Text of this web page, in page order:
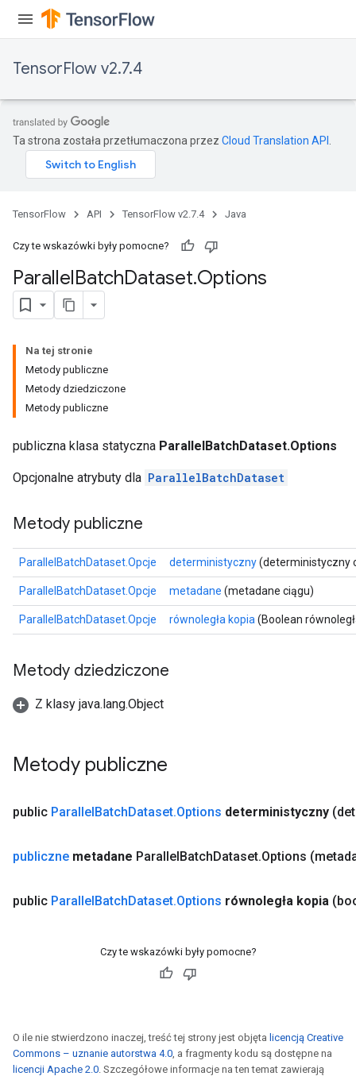
TensorFlow v2.7.4
Ta strona została przetłumaczona przez Cloud Translation API
TensorFlow API TensorFlow v2.7.4 Java
Czy te wskazówki były pomocne?
ParallelBatchDataset.Options
Na tej stronie
Metody publiczne
Metody dziedziczone
Metody publiczne
publiczna klasa statyczna ParallelBatchDataset.Options
Opcjonalne atrybuty dla ParallelBatchDataset
Metody publiczne
ParallelBatchDataset.Opcje deterministyczny(deterministyczny
ParallelBatchDataset.Opcje metadane (metadane ciągu)
ParallelBatchDataset.Opcje równoległa kopia (Boolean
Metody dziedziczone
Z klasy java.lang.Object
Metody publiczne
public ParallelBatchDataset.Options deterministyczny
publiczne metadane ParallelBatchDataset.Options
public ParallelBatchDataset.Options równoległa kopia
Czy te wskazówki były pomocne?
O ile nie stwierdzono inaczej, treść tej strony jest objęta licencją Creative
Commons – uznanie autorstwa 4.0, a fragmenty kodu są dostępne na
licencji Apache 2.0. Szczegółowe informacje na ten temat zawierają